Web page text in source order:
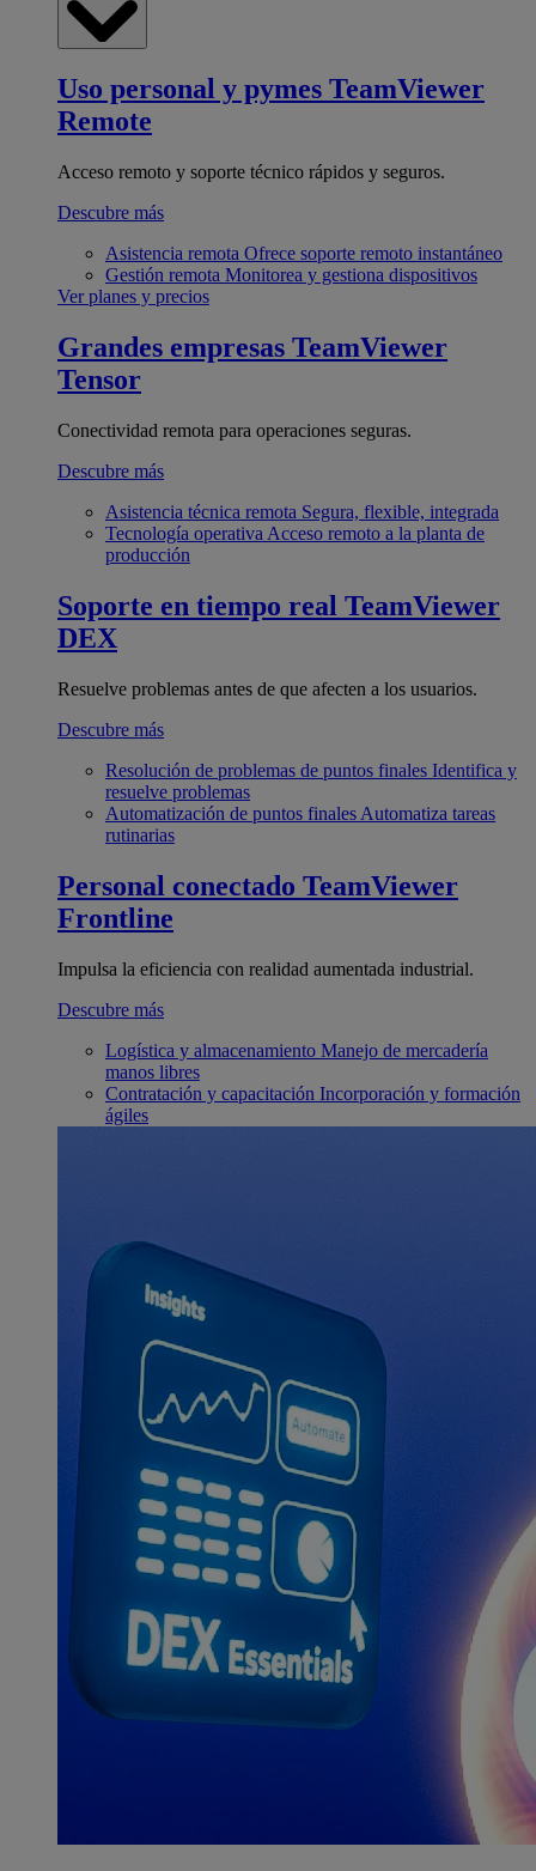
Uso personal y pymes TeamViewer
Remote
Acceso remoto y soporte técnico rápidos y seguros.
Descubre más
Asistencia remota Ofrece soporte remoto instantáneo
Gestión remota Monitorea y gestiona dispositivos
Ver planes y precios
Grandes empresas TeamViewer
Tensor
Conectividad remota para operaciones seguras.
Descubre más
Asistencia técnica remota Segura, flexible, integrada
Tecnología operativa Acceso remoto a la planta de
producción
Soporte en tiempo real TeamViewer
DEX
Resuelve problemas antes de que afecten a los usuarios.
Descubre más
Resolución de problemas de puntos finales Identifica y
resuelve problemas
Automatización de puntos finales Automatiza tareas
rutinarias
Personal conectado TeamViewer
Frontline
Impulsa la eficiencia con realidad aumentada industrial.
Descubre más
Logística y almacenamiento Manejo de mercadería
manos libres
Contratación y capacitación Incorporación y formación
ágiles